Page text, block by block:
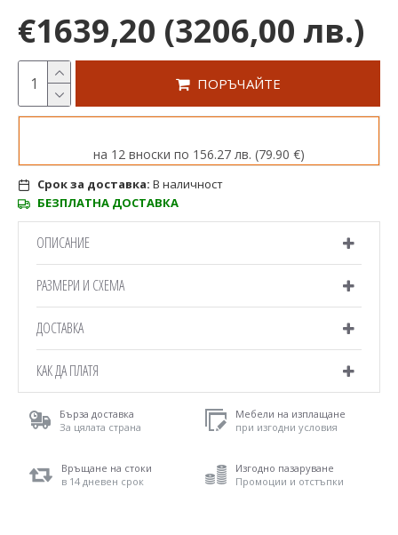
Срок за доставка: В наличност
БЕЗПЛАТНА ДОСТАВКА
€1639,20 (3206,00 лв.)
ПОРЪЧАЙТЕ
на 12 вноски по 156.27 лв. (79.90 €)
Бърза доставка
За цялата страна
Мебели на изплащане
при изгодни условия
Връщане на стоки
в 14 дневен срок
Изгодно пазаруване
Промоции и отстъпки
ОПИСАНИЕ
РАЗМЕРИ И СХЕМА
ДОСТАВКА
КАК ДА ПЛАТЯ